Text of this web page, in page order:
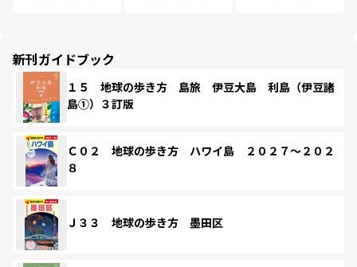
新刊ガイドブック
１５ 地球の歩き方 島旅 伊豆大島 利島（伊豆諸
島①）３訂版
Ｃ０２ 地球の歩き方 ハワイ島 ２０２７～２０２
８
Ｊ３３ 地球の歩き方 墨田区